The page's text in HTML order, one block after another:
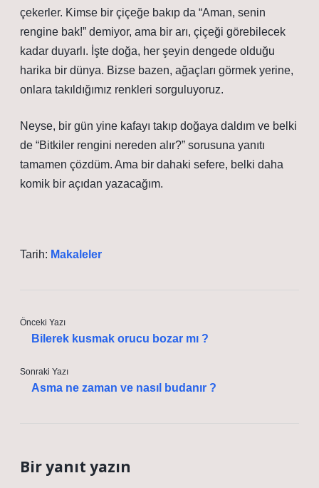
çekerler. Kimse bir çiçeğe bakıp da “Aman, senin
rengine bak!” demiyor, ama bir arı, çiçeği görebilecek
kadar duyarlı. İşte doğa, her şeyin dengede olduğu
harika bir dünya. Bizse bazen, ağaçları görmek yerine,
onlara takıldığımız renkleri sorguluyoruz.
Neyse, bir gün yine kafayı takıp doğaya daldım ve belki
de “Bitkiler rengini nereden alır?” sorusuna yanıtı
tamamen çözdüm. Ama bir dahaki sefere, belki daha
komik bir açıdan yazacağım.
Tarih: Makaleler
Önceki Yazı
Bilerek kusmak orucu bozar mı ?
Sonraki Yazı
Asma ne zaman ve nasıl budanır ?
Bir yanıt yazın